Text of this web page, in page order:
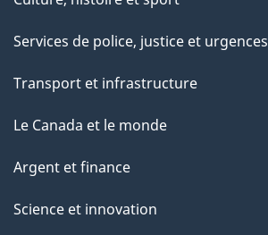
Services de police, justice et urgences
Transport et infrastructure
Le Canada et le monde
Argent et finance
Science et innovation